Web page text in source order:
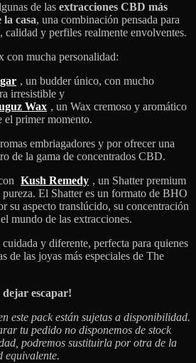
de las extracciones CBD más
la casa, una combinación pensada para
calidad y perfiles realmente envolventes.
con mucha personalidad:
, un budder único, con mucho
irresistible y
Wax , un Wax cremoso y aromático
el primer momento.
embriagadores y por ofrecer una
de la gama de concentrados CBD.
Kush Remedy , un Shatter premium
El Shatter es un formato de BHO
su aspecto translúcido, su concentración
mundo de las extracciones.
y diferente, perfecta para quienes
de las joyas más especiales de The
dejar escapar!
este pack están sujetas a disponibilidad.
tu pedido no disponemos de stock
podremos sustituirla por otra de la
equivalente.